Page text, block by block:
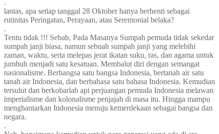
.
lantas, apa setiap tanggal 28 Oktober hanya berhenti sebagai
rutinitas Peringatan, Perayaan, atau Seremonial belaka?
.
Tentu tidak !!! Sebab, Pada Masanya Sumpah pemuda tidak sekedar
sumpah janji biasa, namun sebuah sumpah janji yang melebihi
zaman, waktu, serta melepas jerat ikatan suku, ras, dan agama untuk
jumbuh menjadi satu kesatuan. Membalut diri dengan semangat
nasionalisme. Berbangsa satu bangsa Indonesia, bertanah air satu
tanah air Indonesia, dan berbahasa satu bahasa Indonesia. Kemudian
tersulut dan berkobarlah api perjuangan pemuda Indonesia melawan
imperialisme dan kolonalisme penjajah di masa itu. Hingga mampu
menghantarkan Indonesia menuju kemerdekaan sebagai bangsa dan
negara.
.